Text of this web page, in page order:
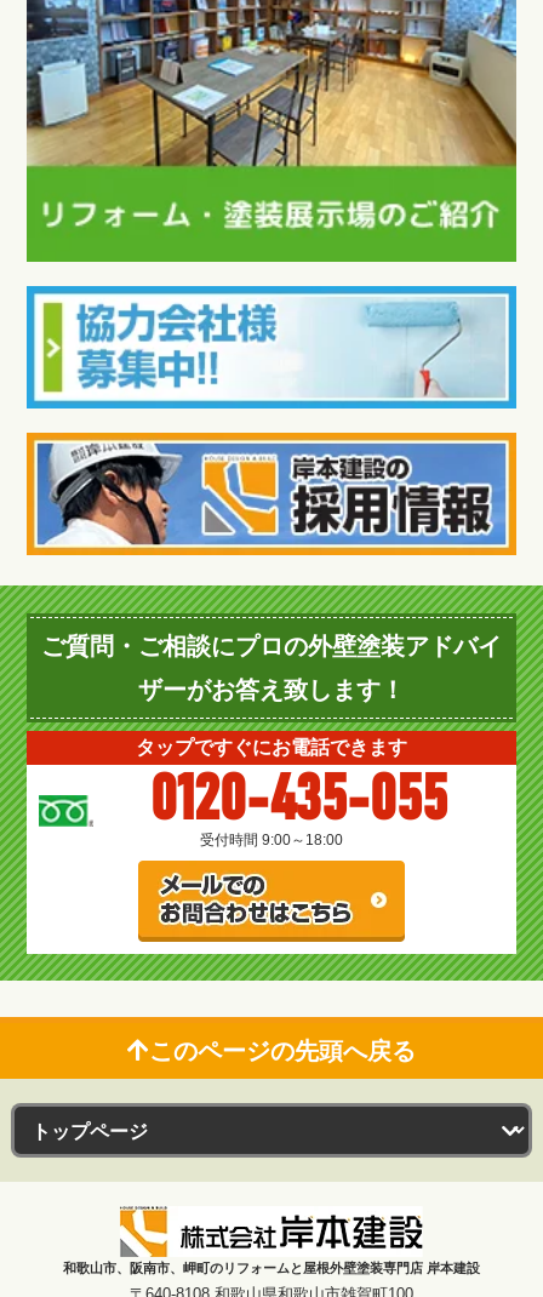
ご質問・ご相談にプロの外壁塗装アドバイ
ザーがお答え致します！
タップですぐにお電話できます
0120-435-055
受付時間 9:00～18:00
このページの先頭へ戻る
和歌山市、阪南市、岬町のリフォームと屋根外壁塗装専門店 岸本建設